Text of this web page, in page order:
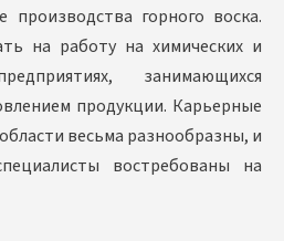
горного воска.
на работу на химических и
занимающихся
продукции. Карьерные
весьма разнообразны, и
востребованы на